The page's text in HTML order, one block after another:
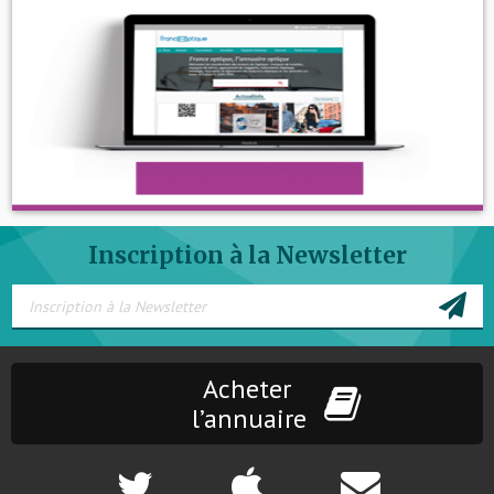
Inscription à la Newsletter
Acheter
l’annuaire